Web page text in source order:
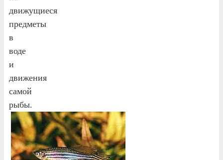
движущиеся
предметы
в
воде
и
движения
самой
рыбы.